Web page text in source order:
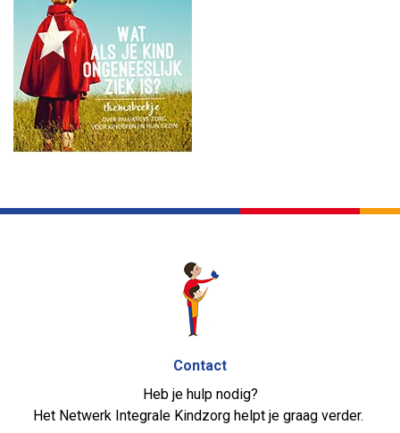
Contact
Heb je hulp nodig?
Het Netwerk Integrale Kindzorg helpt je graag verder.